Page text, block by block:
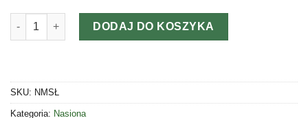
ilość NASIONA MIKROLIŚCIE SŁONECZNIK CZARNY
DODAJ DO KOSZYKA
SKU: NMSŁ
Kategoria: Nasiona